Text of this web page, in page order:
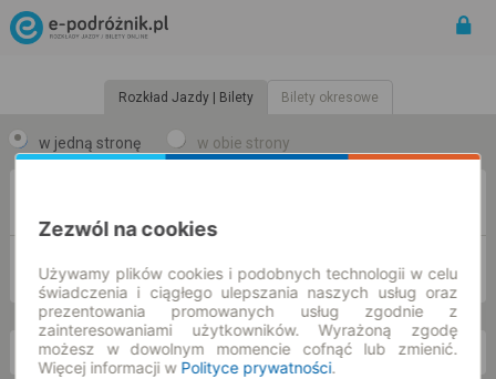
Rozkład Jazdy | Bilety Bilety okresowe
w jedną stronę w obie strony
so. 8 sie. -- : --
Zezwól na cookies
Używamy plików cookies i podobnych technologii w celu
świadczenia i ciągłego ulepszania naszych usług oraz
prezentowania promowanych usług zgodnie z
zainteresowaniami użytkowników. Wyrażoną zgodę
możesz w dowolnym momencie cofnąć lub zmienić.
Więcej informacji w Polityce prywatności.